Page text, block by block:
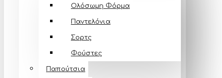
Ολόσωμη Φόρμα
Παντελόνια
Σορτς
Φούστες
Παπούτσια